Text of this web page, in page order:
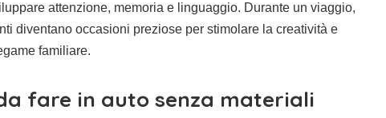
attenzione, memoria e linguaggio. Durante un viaggio,
diventano occasioni preziose per stimolare la creatività e
familiare.
fare in auto senza materiali